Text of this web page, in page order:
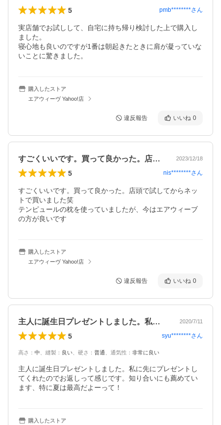
5 pmb********さん
実店舗でお試しして、自宅に持ち帰り検討した上で購入し
ました。
寝心地も良いのですが1番は朝起きたときに肩が凝っていな
いことに驚きました。
購入したストア
エアウィーヴ Yahoo!店
違反報告 いいね 0
すごくいいです。買って良かった。店頭で… 2023/12/18
5 nis********さん
すごくいいです。買って良かった。店頭で試してからネッ
トで買いました笑
テンピュールの枕を使っていましたが、今はエアウィーブ
の方が良いです
購入したストア
エアウィーヴ Yahoo!店
違反報告 いいね 0
主人に誕生日プレゼントしました。私に先… 2020/7/11
5 syu********さん
高さ ： 中 縫製 ： 良い 硬さ ： 普通 通気性 ： 非常に良い
主人に誕生日プレゼントしました。私に先にプレゼントし
てくれたのでお返しって感じです。知り合いにも薦めてい
ます、特に夏は最高だよーって！
購入したストア